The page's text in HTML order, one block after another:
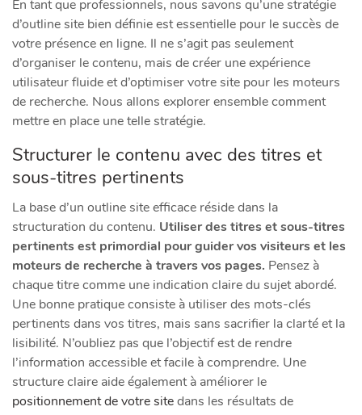
En tant que professionnels, nous savons qu’une stratégie
d’outline site bien définie est essentielle pour le succès de
votre présence en ligne. Il ne s’agit pas seulement
d’organiser le contenu, mais de créer une expérience
utilisateur fluide et d’optimiser votre site pour les moteurs
de recherche. Nous allons explorer ensemble comment
mettre en place une telle stratégie.
Structurer le contenu avec des titres et
sous-titres pertinents
La base d’un outline site efficace réside dans la
structuration du contenu. Utiliser des titres et sous-titres
pertinents est primordial pour guider vos visiteurs et les
moteurs de recherche à travers vos pages. Pensez à
chaque titre comme une indication claire du sujet abordé.
Une bonne pratique consiste à utiliser des mots-clés
pertinents dans vos titres, mais sans sacrifier la clarté et la
lisibilité. N’oubliez pas que l’objectif est de rendre
l’information accessible et facile à comprendre. Une
structure claire aide également à améliorer le
positionnement de votre sitedans les résultats de